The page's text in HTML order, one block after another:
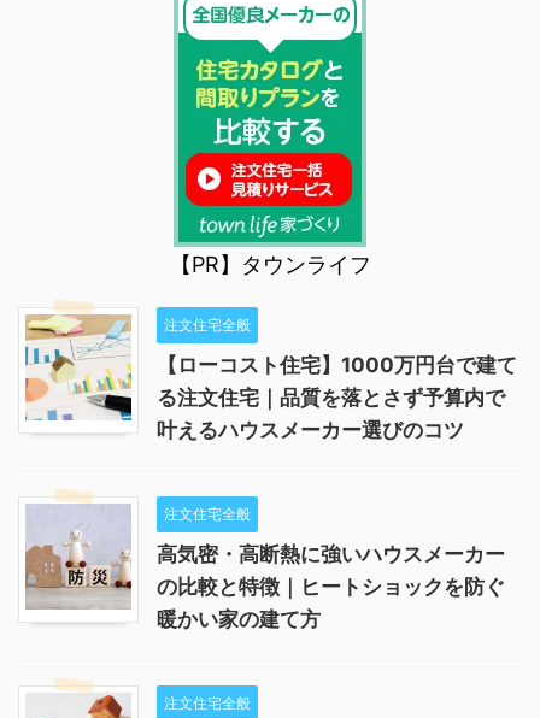
【PR】タウンライフ
注文住宅全般
【ローコスト住宅】1000万円台で建て
る注文住宅｜品質を落とさず予算内で
叶えるハウスメーカー選びのコツ
注文住宅全般
高気密・高断熱に強いハウスメーカー
の比較と特徴｜ヒートショックを防ぐ
暖かい家の建て方
注文住宅全般